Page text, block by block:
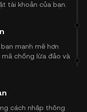
tài khoản của bạn.
mạnh mẽ hơn
chống lừa đảo và
cách nhập thông